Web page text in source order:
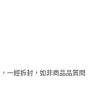
一經拆封，如非商品品質問